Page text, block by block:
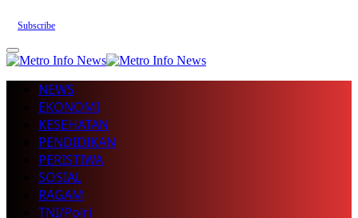
Subscribe
NEWS
EKONOMI
KESEHATAN
PENDIDIKAN
PERISTIWA
SOSIAL
RAGAM
TNI/Polri